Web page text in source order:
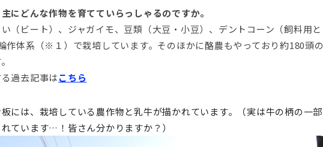
にどんな作物を育てていらっしゃるのですか。
（ビート）、ジャガイモ、豆類（大豆・小豆）、デントコーン（飼料用と
作体系（※１）で栽培しています。そのほかに酪農もやっており約180頭の
過去記事はこちら
には、栽培している農作物と乳牛が描かれています。（実は牛の柄の一部
ています…！皆さん分かりますか？）